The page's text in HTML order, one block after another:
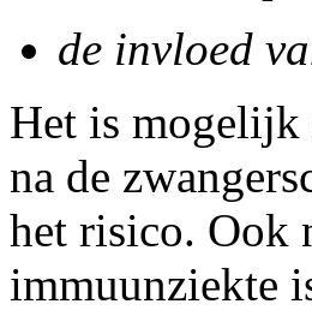
de invloed
Het is mogelijk
na de
het risico. Ook
immuunziekte